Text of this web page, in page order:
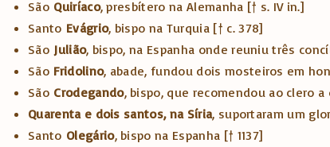
São Quiríaco, presbítero na Alemanha [† s. IV in.]
Santo Evágrio, bispo na Turquia [† c. 378]
São Julião, bispo, na Espanha onde reuniu três
São Fridolino, abade, fundou dois mosteiros em
São Crodegando, bispo, que recomendou ao clero
Quarenta e dois santos, na Síria, suportaram um
Santo Olegário, bispo na Espanha [† 1137]